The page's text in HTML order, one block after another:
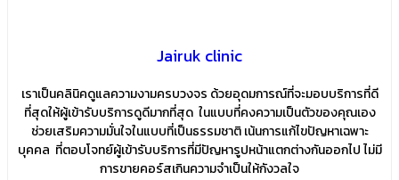
Jairuk clinic
เราเป็นคลินิคดูแลความงามครบวงจร ด้วยอุดมการณ์ที่จะมอบบริการที่ดี
ที่สุดให้ผู้เข้ารับบริการดูดีมากที่สุด ในแบบที่คงความเป็นตัวของคุณเอง
ช่วยเสริมความมั่นใจในแบบที่เป็นธรรมชาติ เน้นการแก้ไขปัญหาเฉพาะ
บุคคล ที่ตอบโจทย์ผู้เข้ารับบริการที่มีปัญหารูปหน้าแตกต่างกันออกไป ไม่มี
การขายคอร์สเกินความจำเป็นให้กังวลใจ